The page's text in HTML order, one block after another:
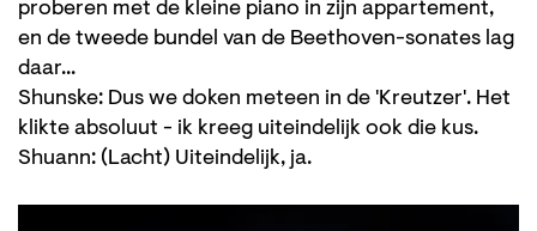
proberen met de kleine piano in zijn appartement,
en de tweede bundel van de Beethoven-sonates lag
daar...
Shunske: Dus we doken meteen in de 'Kreutzer'. Het
klikte absoluut - ik kreeg uiteindelijk ook die kus.
Shuann: (Lacht) Uiteindelijk, ja.